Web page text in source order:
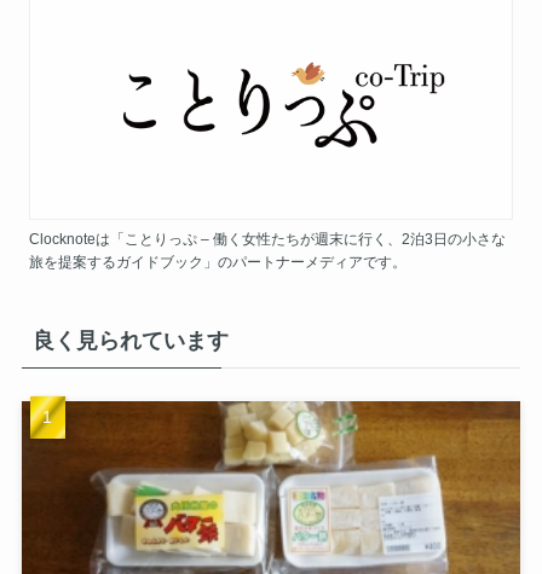
Clocknoteは「ことりっぷ – 働く女性たちが週末に行く、2泊3日の小さな
旅を提案するガイドブック」のパートナーメディアです。
良く見られています